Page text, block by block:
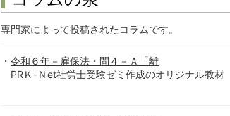
専門家によって投稿されたコラムです。
令和６年－雇保法・問４－Ａ「離
PRＫ-Ｎet社労士受験ゼミ作成のオリジナル教